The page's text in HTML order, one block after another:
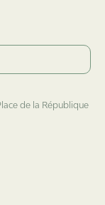
de la République